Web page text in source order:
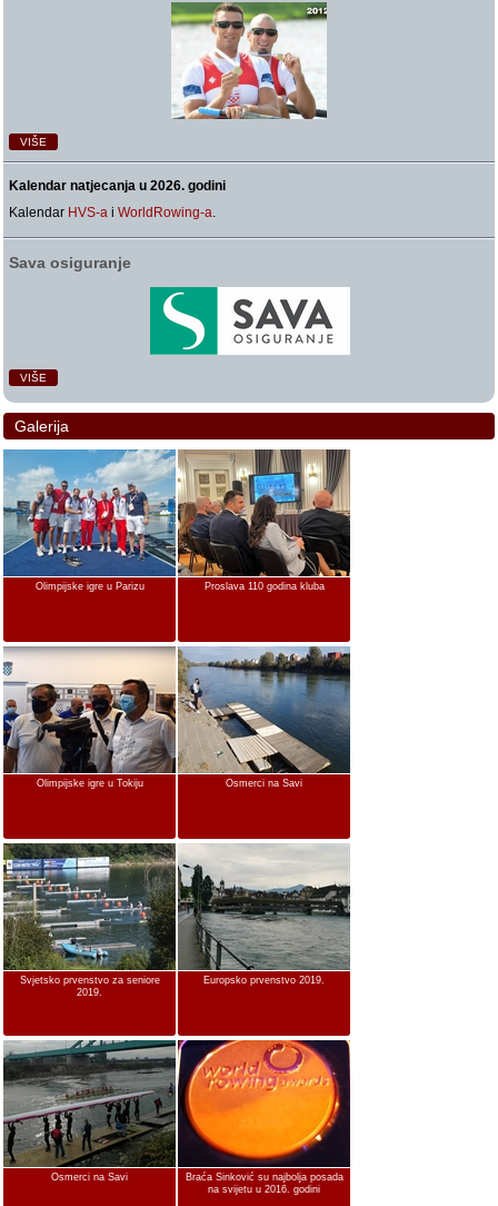
VIŠE
Kalendar natjecanja u 2026. godini
Kalendar HVS-a iWorldRowing-a.
Sava osiguranje
VIŠE
Galerija
Olimpijske igre u Parizu Proslava 110 godina kluba
Olimpijske igre u Tokiju Osmerci na Savi
Svjetsko prvenstvo za seniore
2019.
Europsko prvenstvo 2019.
Osmerci na Savi
Braća Sinković su najbolja posada
na svijetu u 2016. godini